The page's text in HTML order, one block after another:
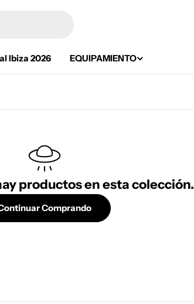
Ibiza 2026 EQUIPAMIENTO
productos en esta colección.
Comprando